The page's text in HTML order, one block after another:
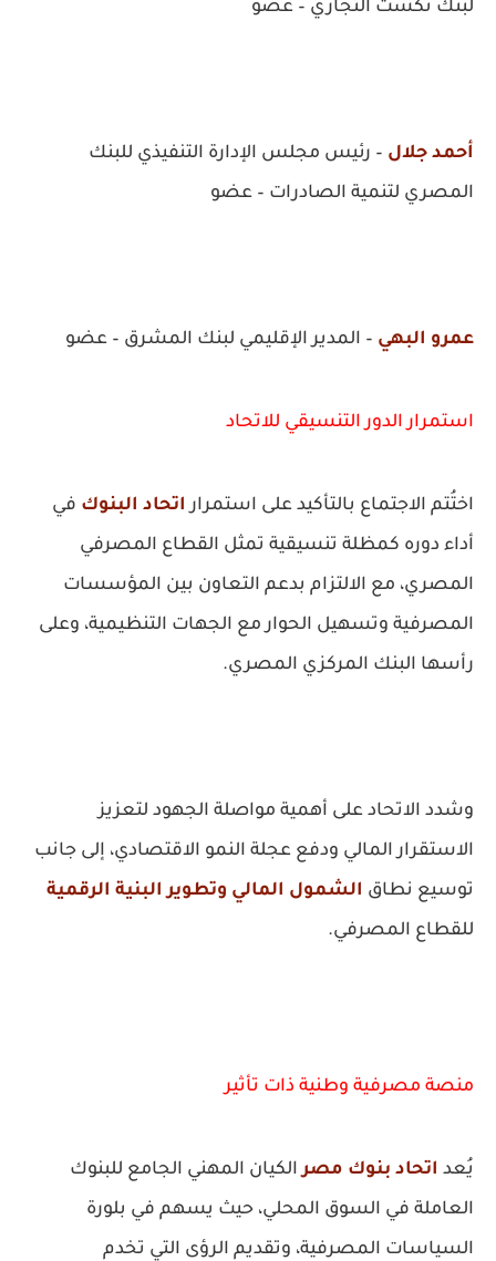
لبنك نكست التجاري – عضو
أحمد جلال – رئيس مجلس الإدارة التنفيذي للبنك
المصري لتنمية الصادرات – عضو
عمرو البهي – المدير الإقليمي لبنك المشرق – عضو
استمرار الدور التنسيقي للاتحاد
اختُتم الاجتماع بالتأكيد على استمرار اتحاد البنوك في
أداء دوره كمظلة تنسيقية تمثل القطاع المصرفي
المصري، مع الالتزام بدعم التعاون بين المؤسسات
المصرفية وتسهيل الحوار مع الجهات التنظيمية، وعلى
رأسها البنك المركزي المصري.
وشدد الاتحاد على أهمية مواصلة الجهود لتعزيز
الاستقرار المالي ودفع عجلة النمو الاقتصادي، إلى جانب
توسيع نطاق الشمول المالي وتطوير البنية الرقمية
للقطاع المصرفي.
منصة مصرفية وطنية ذات تأثير
يُعد اتحاد بنوك مصر الكيان المهني الجامع للبنوك
العاملة في السوق المحلي، حيث يسهم في بلورة
السياسات المصرفية، وتقديم الرؤى التي تخدم